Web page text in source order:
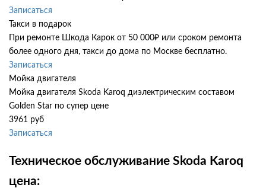
Записаться
Такси в подарок
При ремонте Шкода Карок от 50 000₽ или сроком ремонта
более одного дня, такси до дома по Москве бесплатно.
Записаться
Мойка двигателя
Мойка двигателя Skoda Karoq диэлектрическим составом
Golden Star по супер цене
3961 руб
Записаться
Техническое обслуживание Skoda Karoq
цена: